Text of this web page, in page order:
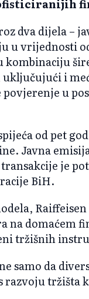
dva dijela –
u vrijednosti
i
u
od pet
Javna
transakcije je
BiH.
na domaćem
tržišnih
samo da
razvoju tržišta